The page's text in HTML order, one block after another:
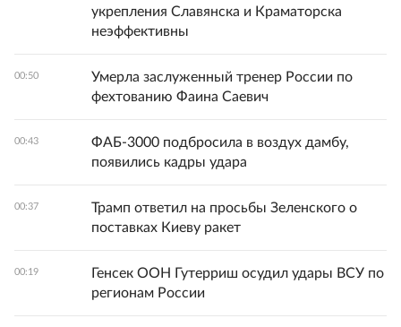
укрепления Славянска и Краматорска
неэффективны
00:50
Умерла заслуженный тренер России по
фехтованию Фаина Саевич
00:43
ФАБ-3000 подбросила в воздух дамбу,
появились кадры удара
00:37
Трамп ответил на просьбы Зеленского о
поставках Киеву ракет
00:19
Генсек ООН Гутерриш осудил удары ВСУ по
регионам России